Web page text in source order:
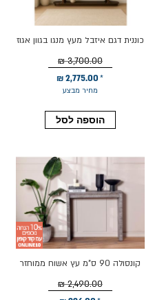
כוננית דגם איזבל מעץ מנגו בגוון אגוז
מחיר מבצע
2,775.00 ₪
3,700.00 ₪
הוספה לסל
קונסולה 90 ס"מ עץ אשוח ממוחזר
2,490.00 ₪